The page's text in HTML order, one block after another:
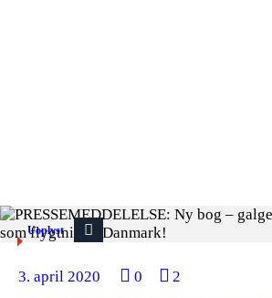
Uoplyst
3. april 2020 0 2